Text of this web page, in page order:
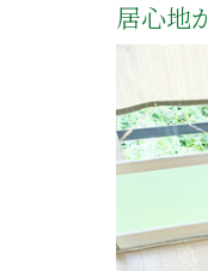
居心地